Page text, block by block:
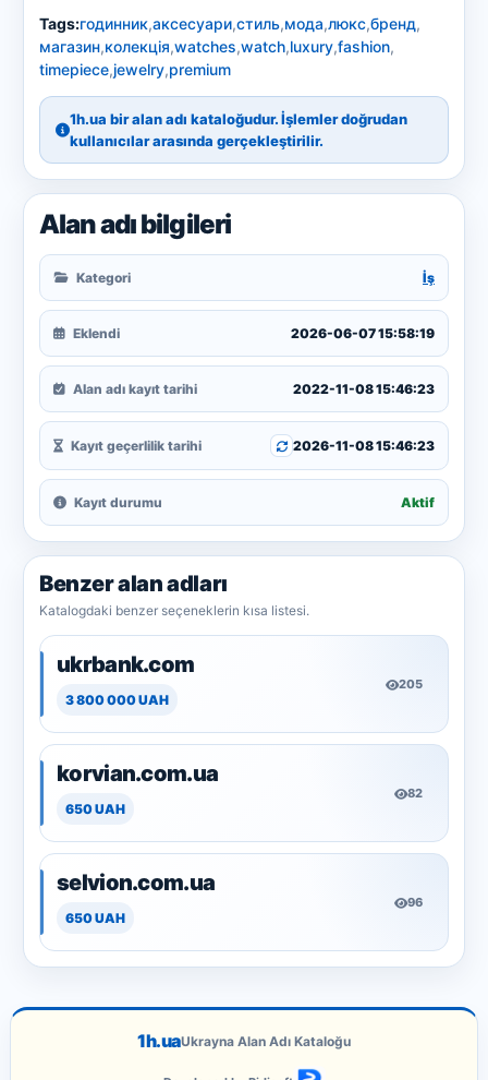
Tags:годинник,аксесуари,стиль,мода,люкс,бренд,
магазин,колекція,watches,watch,luxury,fashion,
timepiece,jewelry,premium
1h.ua bir alan adı kataloğudur. İşlemler doğrudan
kullanıcılar arasında gerçekleştirilir.
Alan adı bilgileri
Kategori İş
Eklendi 2026-06-07 15:58:19
Alan adı kayıt tarihi 2022-11-08 15:46:23
Kayıt geçerlilik tarihi 2026-11-08 15:46:23
Kayıt durumu Aktif
Benzer alan adları
Katalogdaki benzer seçeneklerin kısa listesi.
ukrbank.com
3 800 000 UAH
205
korvian.com.ua
650 UAH
82
selvion.com.ua
650 UAH
96
1h.uaUkrayna Alan Adı Kataloğu